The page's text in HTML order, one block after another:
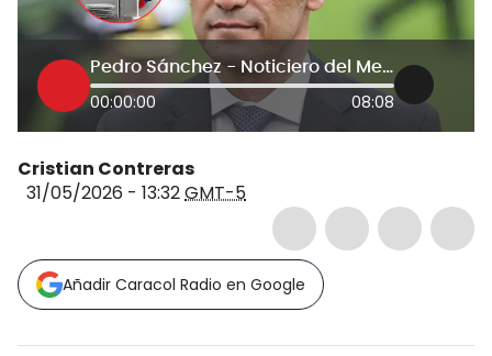
Pedro Sánchez - Noticiero del Mediodía
00:00:00 08:08
Cristian Contreras
31/05/2026 - 13:32GMT-5
Añadir Caracol Radio en Google